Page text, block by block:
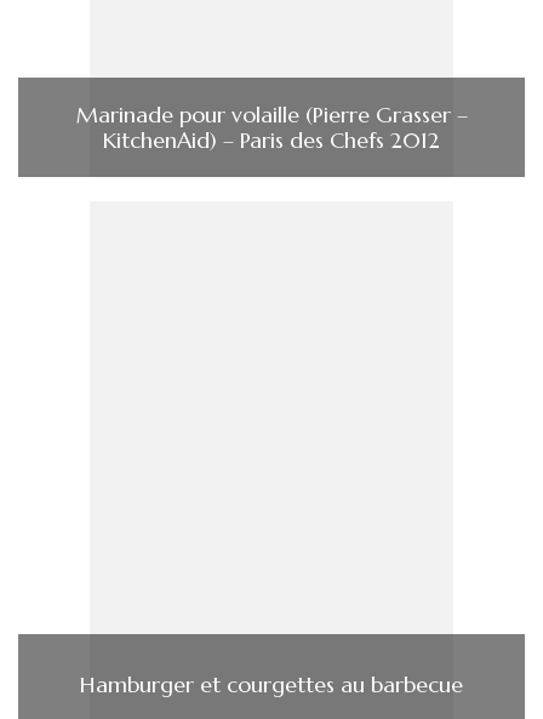
Marinade pour volaille (Pierre Grasser –
KitchenAid) – Paris des Chefs 2012
Hamburger et courgettes au barbecue